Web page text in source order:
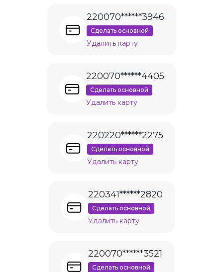
220070******3946
Сделать основной
Удалить карту
220070******4405
Сделать основной
Удалить карту
220220******2275
Сделать основной
Удалить карту
220341******2820
Сделать основной
Удалить карту
220070******3521
Сделать основной